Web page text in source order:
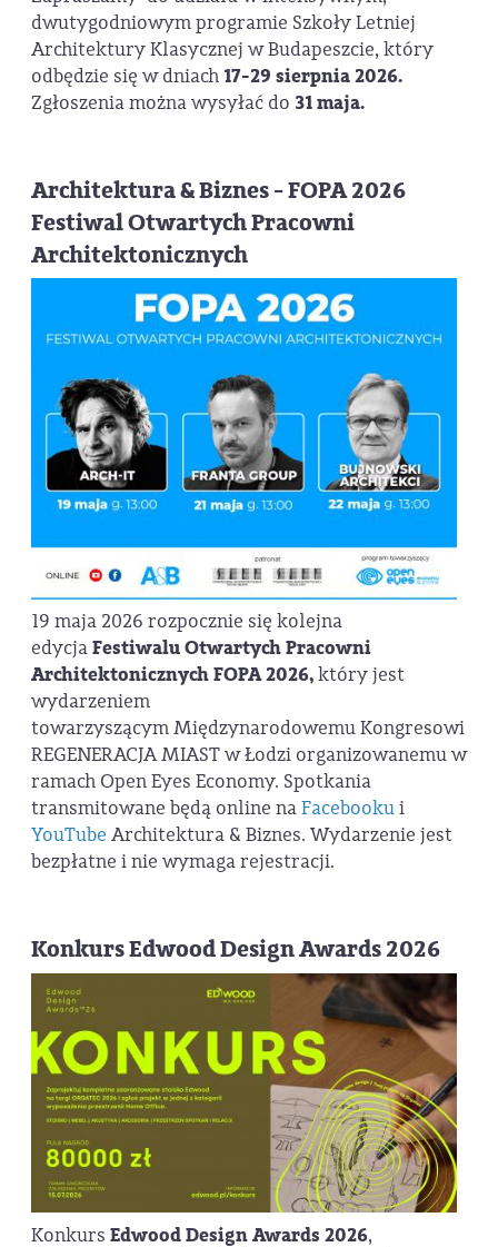
dwutygodniowym programie Szkoły Letniej
Architektury Klasycznej w Budapeszcie, który
odbędzie się w dniach 17-29 sierpnia 2026.
Zgłoszenia można wysyłać do 31 maja.
Architektura & Biznes - FOPA 2026
Festiwal Otwartych Pracowni
Architektonicznych
19 maja 2026 rozpocznie się kolejna
edycjaFestiwalu Otwartych Pracowni
Architektonicznych FOPA2026,który jest
wydarzeniem
towarzyszącym Międzynarodowemu Kongresowi
REGENERACJA MIAST w Łodzi organizowanemu w
ramach Open Eyes Economy. Spotkania
transmitowane będą online naFacebookui
YouTube Architektura & Biznes. Wydarzenie jest
bezpłatne i nie wymaga rejestracji.
Konkurs Edwood Design Awards 2026
Konkurs Edwood Design Awards 2026,